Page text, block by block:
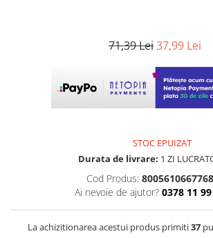
71,39 Lei37,99 Lei
STOC EPUIZAT
Durata de livrare: 1 ZI
Cod Produs: 8005610667768
Ai nevoie de ajutor? 0378 11
La achizitionarea acestui produs primiti37